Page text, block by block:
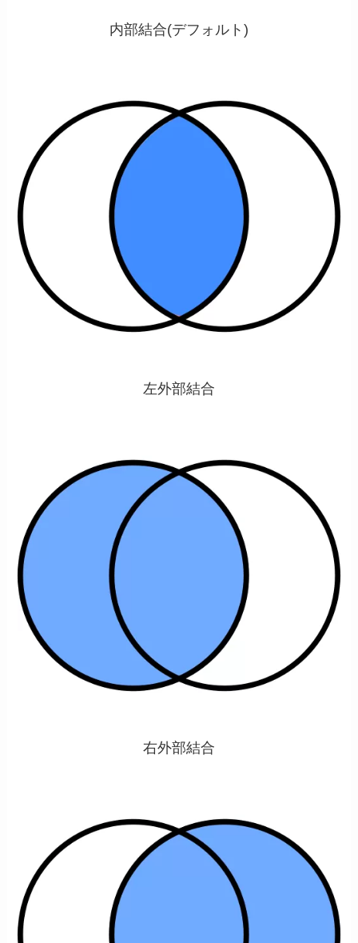
内部結合(デフォルト)
左外部結合
右外部結合